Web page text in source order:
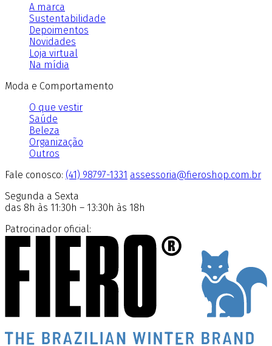
A marca
Sustentabilidade
Depoimentos
Novidades
Loja virtual
Na mídia
Moda e Comportamento
O que vestir
Saúde
Beleza
Organização
Outros
Fale conosco: (41) 98797-1331 assessoria@fieroshop.com.br
Segunda a Sexta
das 8h às 11:30h – 13:30h às 18h
Patrocinador oficial: